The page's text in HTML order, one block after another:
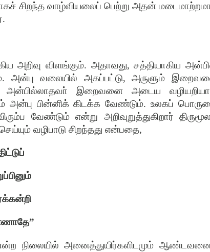
சிறந்த வாழ்வியலைப் பெற்று அதன்
.
அறிவு விளங்கும். அதாவது,சத்தியாகிய
. அன்பு வலையில் அகப்பட்டு,அருளும்
அன்பில்லாதவா் இறைவனை அடைய
அன்பு பின்னிக் கிடக்க வேண்டும்.உலகப்
வேண்டும் என்று அறிவுறுத்துகிறார்
வழிபாடு சிறந்தது என்பதை,
”
நிலையில் அனைத்துயிர்களிடமும்